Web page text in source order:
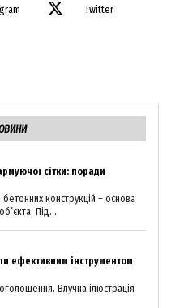
Twitter
сітки: поради
конструкцій – основа
Під...
ефективним інструментом
Влучна ілюстрація